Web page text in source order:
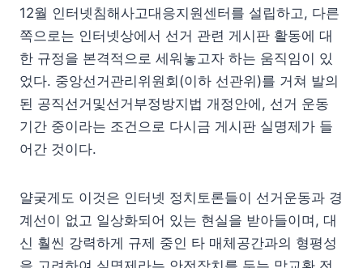
12월 인터넷침해사고대응지원센터를 설립하고, 다른
쪽으로는 인터넷상에서 선거 관련 게시판 활동에 대
한 규정을 본격적으로 세워놓고자 하는 움직임이 있
었다. 중앙선거관리위원회(이하 선관위)를 거쳐 발의
된 공직선거및선거부정방지법 개정안에, 선거 운동
기간 중이라는 조건으로 다시금 게시판 실명제가 들
어간 것이다.
얄궂게도 이것은 인터넷 정치토론들이 선거운동과 경
계선이 없고 일상화되어 있는 현실을 받아들이며, 대
신 훨씬 강력하게 규제 중인 타 매체공간과의 형평성